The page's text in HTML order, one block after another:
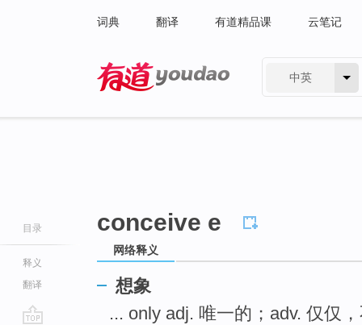
词典 翻译 有道精品课 云笔记
中英
目录
释义
翻译
conceive e
网络释义
想象
... only adj. 唯一的；adv. 仅仅